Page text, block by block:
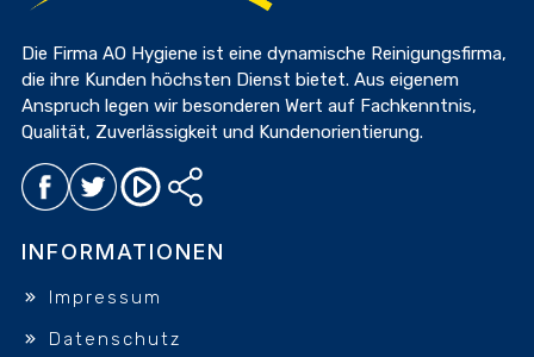
Die Firma AO Hygiene ist eine dynamische Reinigungsfirma,
die ihre Kunden höchsten Dienst bietet. Aus eigenem
Anspruch legen wir besonderen Wert auf Fachkenntnis,
Qualität, Zuverlässigkeit und Kundenorientierung.
INFORMATIONEN
Impressum
Datenschutz